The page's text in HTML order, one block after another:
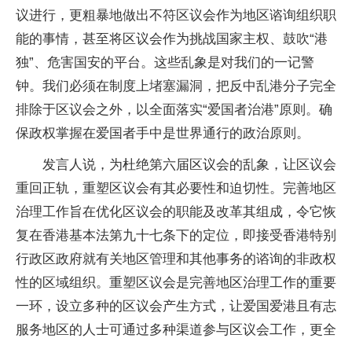
议进行，更粗暴地做出不符区议会作为地区谘询组织职
能的事情，甚至将区议会作为挑战国家主权、鼓吹“港
独”、危害国安的平台。这些乱象是对我们的一记警
钟。我们必须在制度上堵塞漏洞，把反中乱港分子完全
排除于区议会之外，以全面落实“爱国者治港”原则。确
保政权掌握在爱国者手中是世界通行的政治原则。
发言人说，为杜绝第六届区议会的乱象，让区议会
重回正轨，重塑区议会有其必要性和迫切性。完善地区
治理工作旨在优化区议会的职能及改革其组成，令它恢
复在香港基本法第九十七条下的定位，即接受香港特别
行政区政府就有关地区管理和其他事务的谘询的非政权
性的区域组织。重塑区议会是完善地区治理工作的重要
一环，设立多种的区议会产生方式，让爱国爱港且有志
服务地区的人士可通过多种渠道参与区议会工作，更全